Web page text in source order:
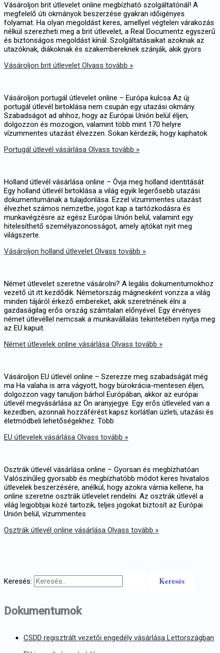
Keresés:
Dokumentumok
CSDD regisztrált vezetői engedély vásárlása Lettországban
Vásároljon brit útlevelet online megbízható szolgáltatónál! A
megfelelő úti okmányok beszerzése gyakran időigényes
folyamat. Ha olyan megoldást keres, amellyel végtelen várakozás
nélkül szerezheti meg a brit útlevelet, a Real Documentz egyszerű
és biztonságos megoldást kínál. Szolgáltatásaikat azoknak az
utazóknak, diákoknak és szakembereknek szánják, akik gyors
Vásároljon brit útlevelet Olvass tovább »
Vásároljon portugál útlevelet online – Európa kulcsa Az új
portugál útlevél birtoklása nem csupán egy utazási okmány.
Szabadságot ad ahhoz, hogy az Európai Unión belül éljen,
dolgozzon és mozogjon, valamint több mint 170 helyre
vízummentes utazást élvezzen. Sokan kérdezik, hogy kaphatok
Portugál útlevél vásárlása Olvass tovább »
Holland útlevél vásárlása online – Óvja meg holland identitását
Egy holland útlevél birtoklása a világ egyik legerősebb utazási
dokumentumának a tulajdonlása. Ezzel vízummentes utazást
élvezhet számos nemzetbe, jogot kap a tartózkodásra és
munkavégzésre az egész Európai Unión belül, valamint egy
hitelesíthető személyazonosságot, amely ajtókat nyit meg
világszerte.
Vásároljon holland útlevelet Olvass tovább »
Német útlevelet szeretne vásárolni? A legális dokumentumokhoz
vezető út itt kezdődik. Németország mágnesként vonzza a világ
minden tájáról érkező embereket, akik szeretnének élni a
gazdaságilag erős ország számtalan előnyével. Egy érvényes
német útlevéllel nemcsak a munkavállalás tekintetében nyitja meg
az EU kapuit.
Német útlevelek online vásárlása Olvass tovább »
Vásároljon EU útlevél online – Szerezze meg szabadságát még
ma Ha valaha is arra vágyott, hogy bürokrácia-mentesen éljen,
dolgozzon vagy tanuljon bárhol Európában, akkor az európai
útlevél megvásárlása az Ön aranyjegye. Egy erős útleveled van a
kezedben, azonnali hozzáférést kapsz korlátlan üzleti, utazási és
életmódbeli lehetőségekhez. Több
EU útlevelek vásárlása Olvass tovább »
Osztrák útlevél vásárlása online – Gyorsan és megbízhatóan
Valószínűleg gyorsabb és megbízhatóbb módot keres hivatalos
útlevelek beszerzésére, anélkül, hogy azokra várnia kellene, ha
online szeretne osztrák útlevelet rendelni. Az osztrák útlevél a
világ legjobbjai közé tartozik, teljes jogokat biztosít az Európai
Unión belül, vízummentes
Osztrák útlevél online vásárlása Olvass tovább »